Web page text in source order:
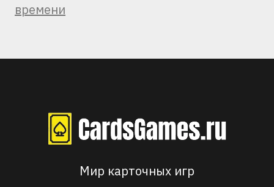
времени
Мир карточных игр